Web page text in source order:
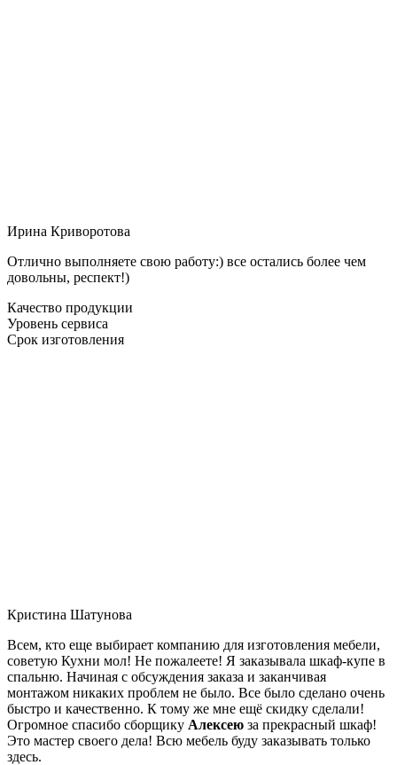
Ирина Криворотова
Отлично выполняете свою работу:) все остались более чем
довольны, респект!)
Качество продукции
Уровень сервиса
Срок изготовления
Кристина Шатунова
Всем, кто еще выбирает компанию для изготовления мебели,
советую Кухни мол! Не пожалеете! Я заказывала шкаф-купе в
спальню. Начиная с обсуждения заказа и заканчивая
монтажом никаких проблем не было. Все было сделано очень
быстро и качественно. К тому же мне ещё скидку сделали!
Огромное спасибо сборщику Алексею за прекрасный шкаф!
Это мастер своего дела! Всю мебель буду заказывать только
здесь.